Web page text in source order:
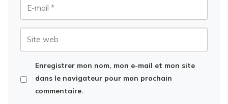
Enregistrer mon nom, mon e-mail et mon site
dans le navigateur pour mon prochain
commentaire.